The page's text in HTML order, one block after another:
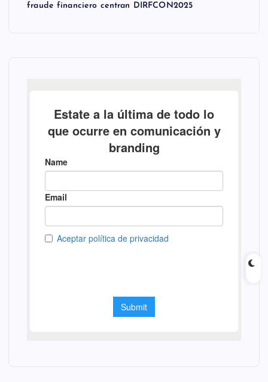
fraude financiero centran DIRFCON2025